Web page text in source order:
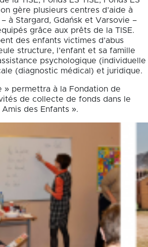
gère plusieurs centres d’aide à
– à Stargard, Gdańsk et Varsovie –
grâce aux prêts de la TISE.
des enfants victimes d’abus
structure, l’enfant et sa famille
psychologique (individuelle
(diagnostic médical) et juridique.
» permettra à la Fondation de
de collecte de fonds dans le
des Enfants ».